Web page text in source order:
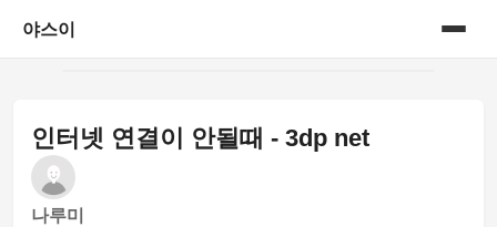
야스이
게시판
인터넷 연결이 안될때 - 3dp net
나루미